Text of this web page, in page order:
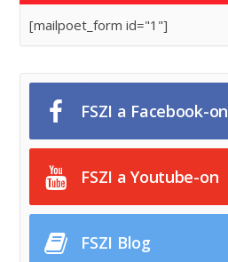
[mailpoet_form id="1"]
FSZI a Facebook-on
FSZI a Youtube-on
FSZI Blog